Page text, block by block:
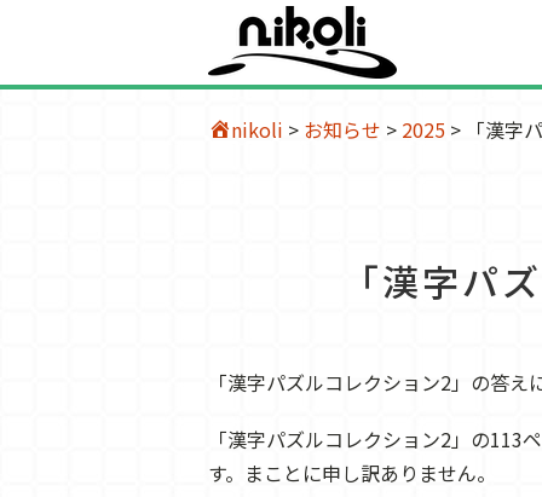
nikoli > お知らせ > 2025 > 「漢字
「漢字パ
「漢字パズルコレクション2」の答
「漢字パズルコレクション2」の
す。まことに申し訳ありません。